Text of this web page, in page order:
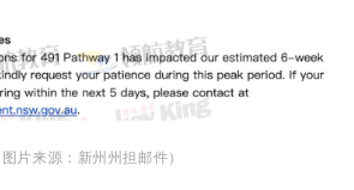
图片来源：新州州担邮件）